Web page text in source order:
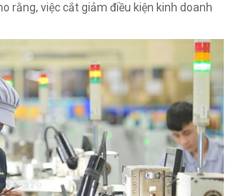
rằng, việc cắt giảm điều kiện kinh doanh